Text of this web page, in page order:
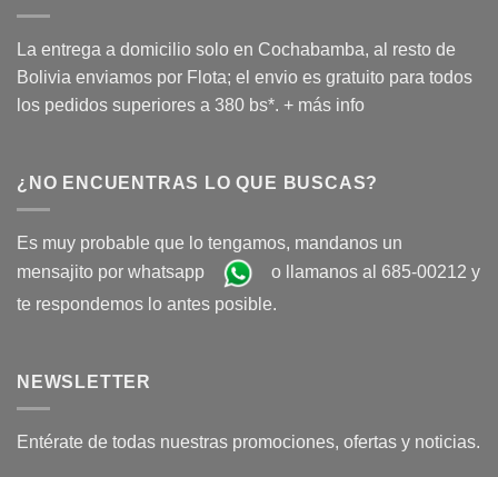
La entrega a domicilio solo en Cochabamba, al resto de
Bolivia enviamos por Flota; el envio es gratuito para todos
los pedidos superiores a 380 bs*. + más info
¿NO ENCUENTRAS LO QUE BUSCAS?
Es muy probable que lo tengamos, mandanos un
mensajito por whatsapp
o llamanos al 685-00212 y
te respondemos lo antes posible.
NEWSLETTER
Entérate de todas nuestras promociones, ofertas y noticias.